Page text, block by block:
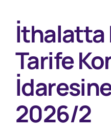
İthalatta
Tarife
2026/2